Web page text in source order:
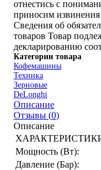
отнестись с
приносим
Сведения об
товаров Товар
декларированию
Категории товара
Кофемашины
Техника
Зерновые
DeLonghi
Описание
Отзывы (0)
Описание
Мощность (Вт):
Давление (Бар):